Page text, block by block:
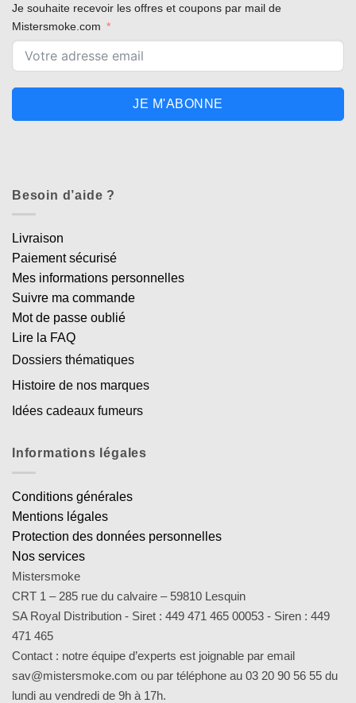
Je souhaite recevoir les offres et coupons par mail de
Mistersmoke.com
JE M'ABONNE
Besoin d’aide ?
Livraison
Paiement sécurisé
Mes informations personnelles
Suivre ma commande
Mot de passe oublié
Lire la FAQ
Dossiers thématiques
Histoire de nos marques
Idées cadeaux fumeurs
Informations légales
Conditions générales
Mentions légales
Protection des données personnelles
Nos services
Mistersmoke
CRT 1 – 285 rue du calvaire – 59810 Lesquin
SA Royal Distribution - Siret : 449 471 465 00053 - Siren : 449
471 465
Contact : notre équipe d’experts est joignable par email
sav@mistersmoke.com ou par téléphone au 03 20 90 56 55 du
lundi au vendredi de 9h à 17h.